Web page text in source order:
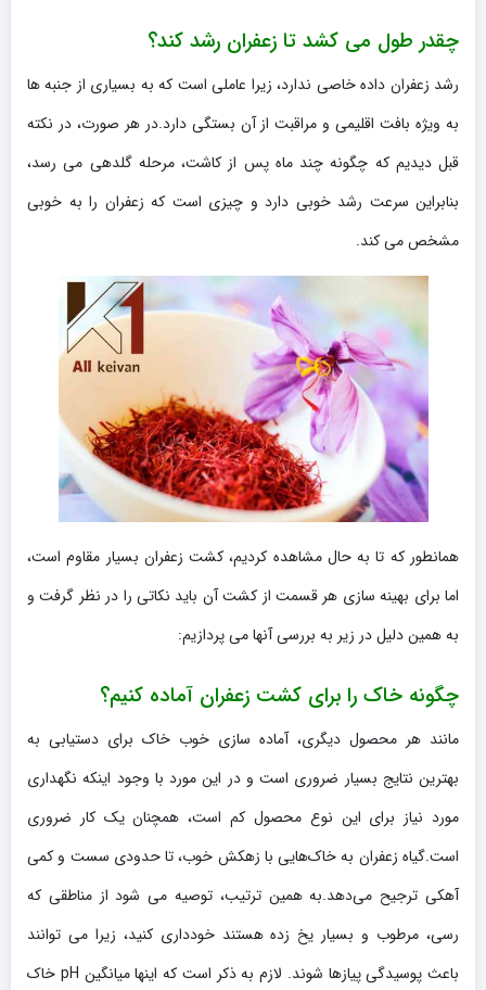
چقدر طول می کشد تا زعفران رشد کند؟
رشد زعفران داده خاصی ندارد، زیرا عاملی است که به بسیاری از جنبه ها
به ویژه بافت اقلیمی و مراقبت از آن بستگی دارد.در هر صورت، در نکته
قبل دیدیم که چگونه چند ماه پس از کاشت، مرحله گلدهی می رسد،
بنابراین سرعت رشد خوبی دارد و چیزی است که زعفران را به خوبی
مشخص می کند.
همانطور که تا به حال مشاهده کردیم، کشت زعفران بسیار مقاوم است،
اما برای بهینه سازی هر قسمت از کشت آن باید نکاتی را در نظر گرفت و
به همین دلیل در زیر به بررسی آنها می پردازیم:
چگونه خاک را برای کشت زعفران آماده کنیم؟
مانند هر محصول دیگری، آماده سازی خوب خاک برای دستیابی به
بهترین نتایج بسیار ضروری است و در این مورد با وجود اینکه نگهداری
مورد نیاز برای این نوع محصول کم است، همچنان یک کار ضروری
است.گیاه زعفران به خاک‌هایی با زهکش خوب، تا حدودی سست و کمی
آهکی ترجیح می‌دهد.به همین ترتیب، توصیه می شود از مناطقی که
رسی، مرطوب و بسیار یخ زده هستند خودداری کنید، زیرا می توانند
باعث پوسیدگی پیازها شوند. لازم به ذکر است که اینها میانگین pH خاک